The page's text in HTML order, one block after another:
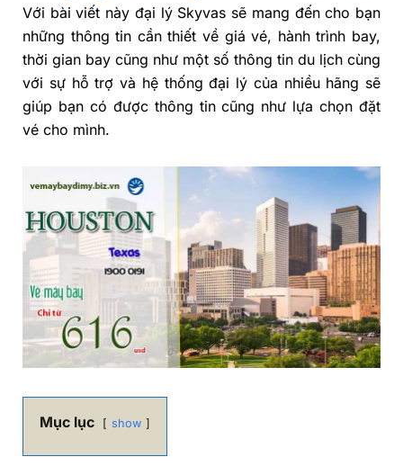
Với bài viết này đại lý Skyvas sẽ mang đến cho bạn
những thông tin cần thiết về giá vé, hành trình bay,
thời gian bay cũng như một số thông tin du lịch cùng
với sự hỗ trợ và hệ thống đại lý của nhiều hãng sẽ
giúp bạn có được thông tin cũng như lựa chọn đặt
vé cho mình.
Mục lục show